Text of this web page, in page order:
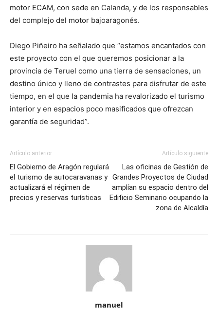
motor ECAM, con sede en Calanda, y de los responsables
del complejo del motor bajoaragonés.
Diego Piñeiro ha señalado que “estamos encantados con
este proyecto con el que queremos posicionar a la
provincia de Teruel como una tierra de sensaciones, un
destino único y lleno de contrastes para disfrutar de este
tiempo, en el que la pandemia ha revalorizado el turismo
interior y en espacios poco masificados que ofrezcan
garantía de seguridad”.
Artículo anterior
El Gobierno de Aragón regulará
el turismo de autocaravanas y
actualizará el régimen de
precios y reservas turísticas
Artículo siguiente
Las oficinas de Gestión de
Grandes Proyectos de Ciudad
amplían su espacio dentro del
Edificio Seminario ocupando la
zona de Alcaldía
manuel